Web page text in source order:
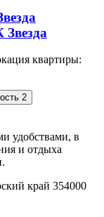
квартиры:
2
удобствами, в
и отдыха
край 354000